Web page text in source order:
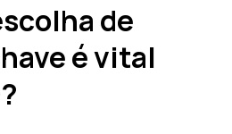
de
é vital